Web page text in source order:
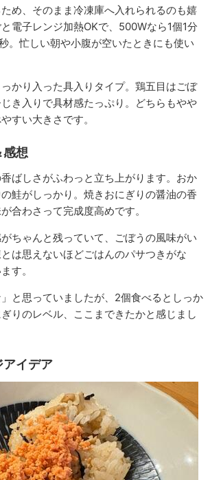
め、そのまま冷凍庫へ入れられるのも嬉
電子レンジ加熱OKで、500Wなら1個1分
。忙しい朝や小腹が空いたときにも使い
かり入った具入りタイプ。鶏五目はごぼ
き入りで具材感たっぷり。どちらもやや
すい大きさです。
感想
ばしさがふわっと立ち上がります。おか
鮭がしっかり。焼きおにぎりの醤油の香
合わさって完成度高めです。
ちゃんと残っていて、ごぼうの風味がい
は思えないほどごはんのパサつきがな
す。
と思っていましたが、2個食べるとしっか
りのレベル、ここまできたかと感じまし
アイデア